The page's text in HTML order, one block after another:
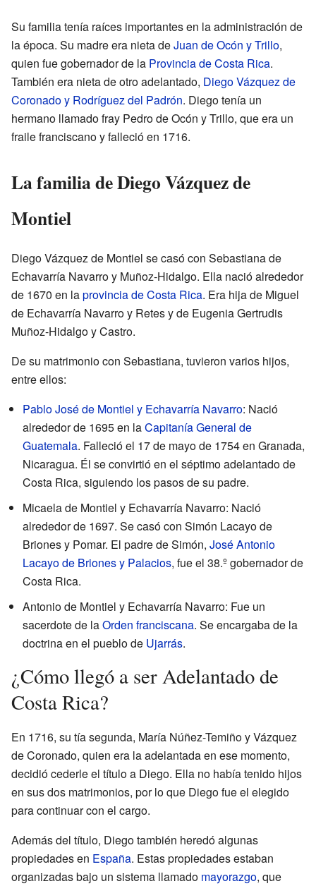
Su familia tenía raíces importantes en la administración de
la época. Su madre era nieta deJuan de Ocón y Trillo,
quien fue gobernador de la Provincia de Costa Rica.
También era nieta de otro adelantado, Diego Vázquez de
Coronado y Rodríguez del Padrón. Diego tenía un
hermano llamado fray Pedro de Ocón y Trillo, que era un
fraile franciscano y falleció en 1716.
La familia de Diego Vázquez de
Montiel
Diego Vázquez de Montiel se casó con Sebastiana de
Echavarría Navarro y Muñoz-Hidalgo. Ella nació alrededor
de 1670 en laprovincia de Costa Rica. Era hija de Miguel
de Echavarría Navarro y Retes y de Eugenia Gertrudis
Muñoz-Hidalgo y Castro.
De su matrimonio con Sebastiana, tuvieron varios hijos,
entre ellos:
Pablo José de Montiel y Echavarría Navarro: Nació
alrededor de 1695 en laCapitanía General de
Guatemala. Falleció el 17 de mayo de 1754 en Granada,
Nicaragua. Él se convirtió en el séptimo adelantado de
Costa Rica, siguiendo los pasos de su padre.
Micaela de Montiel y Echavarría Navarro: Nació
alrededor de 1697. Se casó con Simón Lacayo de
Briones y Pomar. El padre de Simón, José Antonio
Lacayo de Briones y Palacios, fue el 38.º gobernador de
Costa Rica.
Antonio de Montiel y Echavarría Navarro: Fue un
sacerdote de laOrden franciscana. Se encargaba de la
doctrina en el pueblo de Ujarrás.
¿Cómo llegó a ser Adelantado de
Costa Rica?
En 1716, su tía segunda, María Núñez-Temiño y Vázquez
de Coronado, quien era la adelantada en ese momento,
decidió cederle el título a Diego. Ella no había tenido hijos
en sus dos matrimonios, por lo que Diego fue el elegido
para continuar con el cargo.
Además del título, Diego también heredó algunas
propiedades en España. Estas propiedades estaban
organizadas bajo un sistema llamado mayorazgo, que